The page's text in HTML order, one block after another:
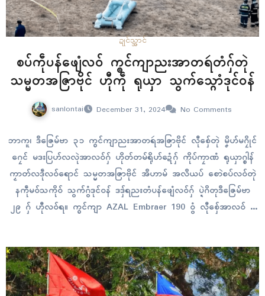
ဍုၚ်သ္အာၚ်
စပ်ကဵုပန်ဖျေံလဝ် က္ၜၚ်ကျာညးအာတရဴတံဂှ်တုဲ
သမ္မတအဇြာဗိုၚ် ဟီုကဵု ရုယှာ သွက်သ္ဂောံဒုၚ်ဝန်
sanlontai December 31, 2024 No Comments
ဘာကူ၊ ဒဳဇြေမ်ဗာ ၃၁ က္ၜၚ်ကျာညးအာတရဴအဇြာဗိုၚ် လီုစှ်ေတုဲ မၞိဟ်မဂၠိုၚ်
ဂၠေၚ် မဒးပြဟ်လလုဲအာလဝ်ဂှ် ဟိုတ်တမ်ရိုဟ်ဍေံဂှ် ကိုပ်ကၠာဏံ ရုယှာဂ္စါန်
ကၟာတ်လဒဵုလဝ်ရောၚ် သမ္မတအဇြာဗိုၚ် အဳဟာမ် အလဳယပ် စောဲစပ်လဝ်တုဲ
နကဵုမဝ်သကိုဝ် သွက်ဂွံဒုၚ်ဝန် ဒဒှ်ရညးတံပန်ဖျေံလဝ်ဂှ် ပ္ဍဲဂိတုဒဳဇြေမ်ဗာ
၂၉ ဂှ် ဟီုလဝ်ရ။ က္ၜၚ်ကျာ AZAL Embraer 190 ဝွံ လီုစှ်ေအာလဝ် ပ္ဍဲ